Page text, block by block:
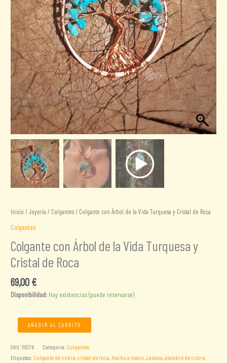
Inicio /Joyería / Colgantes/ Colgante con Árbol de la Vida Turquesa y Cristal de Roca
Colgantes
Colgante con Árbol de la Vida Turquesa y
Cristal de Roca
69,00 €
Disponibilidad: Hay existencias (puede reservarse)
Colgante
con
Árbol
de
AÑADIR AL CARRITO
SKU:111276 Categoría: Colgantes
Etiquetas: Colgante de cobre cristal de roca hecho a mano cadena ,alambre de cobre